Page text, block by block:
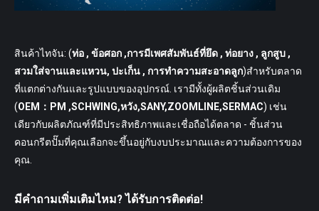
สินค้าไทจัน: (ท่อ , ข้อศอก ,การมีเพศสัมพันธ์ที่ยึด , ท่อยาง , ลูกสูบ ,
สวมใส่จานและแหวน, ปะเก็น , การทำความสะอาดลูก)สำหรับตลาด
ที่แตกต่างกันและรูปแบบของอุปกรณ์. เรามีทั้งผู้ผลิตชิ้นส่วนเดิม
(OEM：PM ,SCHWING,หวัง,SANY,ZOOMLINE,SERMAC) เช่น
เดียวกับผลิตภัณฑ์ที่มีประสิทธิภาพและเชื่อถือได้ตลาด - ชิ้นส่วน
คอนกรีตปั๊มที่คุณเลือกจะขึ้นอยู่กับงบประมาณและความต้องการของ
คุณ.
มีคำถามเพิ่มเติมไหม? ได้รับการติดต่อ!